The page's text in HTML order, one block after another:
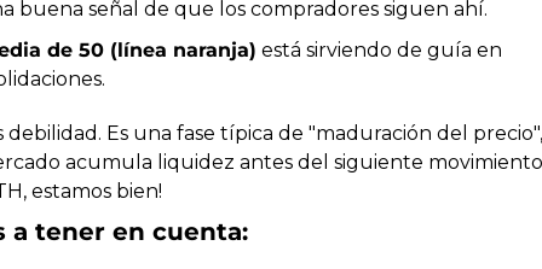
buena señal de que los compradores siguen ahí.
de 50 (línea naranja) está sirviendo de guía en
debilidad. Es una fase típica de "maduración del
acumula liquidez antes del siguiente
estamos bien!
a tener en cuenta: